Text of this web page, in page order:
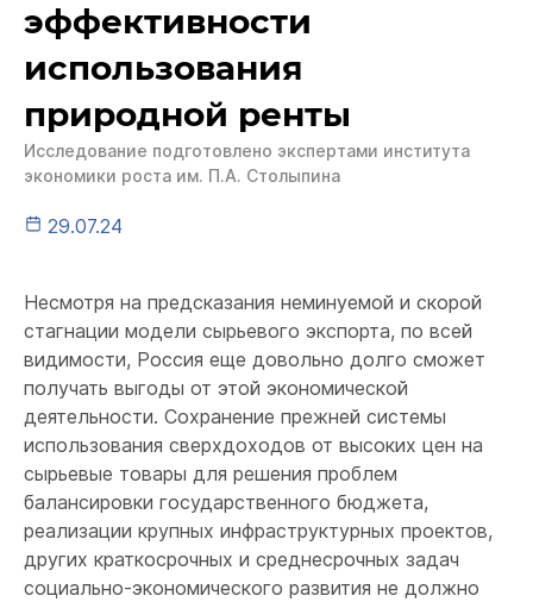
эффективности
использования
природной ренты
Исследование подготовлено экспертами института
экономики роста им. П.А. Столыпина
29.07.24
Несмотря на предсказания неминуемой и скорой
стагнации модели сырьевого экспорта, по всей
видимости, Россия еще довольно долго сможет
получать выгоды от этой экономической
деятельности. Сохранение прежней системы
использования сверхдоходов от высоких цен на
сырьевые товары для решения проблем
балансировки государственного бюджета,
реализации крупных инфраструктурных проектов,
других краткосрочных и среднесрочных задач
социально-экономического развития не должно